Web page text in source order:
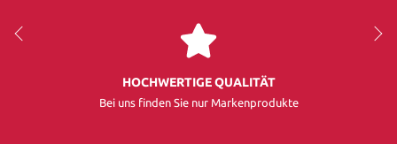
HOCHWERTIGE QUALITÄT
Bei uns finden Sie nur Markenprodukte